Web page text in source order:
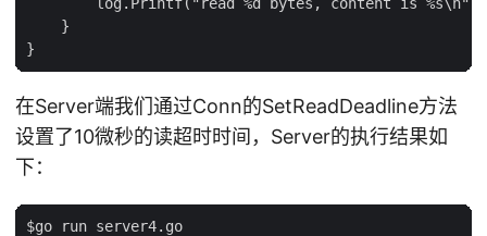
    }
在Server端我们通过Conn的SetReadDeadline方法
设置了10微秒的读超时时间，Server的执行结果如
下：
$go run server4.go